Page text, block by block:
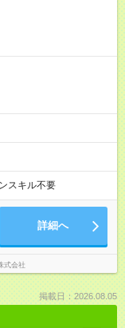
スキル不要
詳細へ
式会社
掲載日：2026.08.05